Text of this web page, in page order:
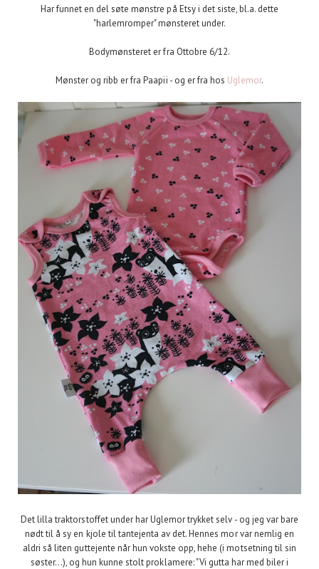
Har funnet en del søte mønstre på Etsy i det siste, bl.a. dette
"harlemromper" mønsteret under.
Bodymønsteret er fra Ottobre 6/12.
Mønster og ribb er fra Paapii - og er fra hos Uglemor.
Det lilla traktorstoffet under har Uglemor trykket selv - og jeg var bare
nødt til å sy en kjole til tantejenta av det. Hennes mor var nemlig en
aldri så liten guttejente når hun vokste opp, hehe (i motsetning til sin
søster...), og hun kunne stolt proklamere: "Vi gutta har med biler i